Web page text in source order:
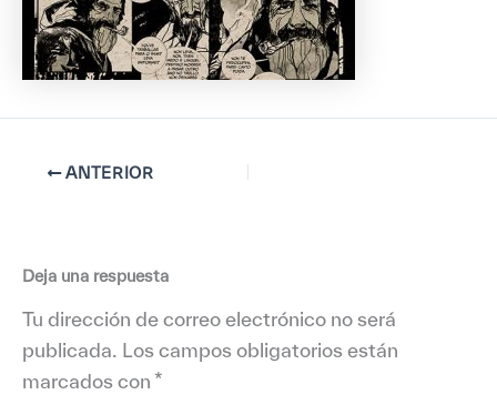
ANTERIOR
Deja una respuesta
Tu dirección de correo electrónico no será
publicada. Los campos obligatorios están
marcados con*